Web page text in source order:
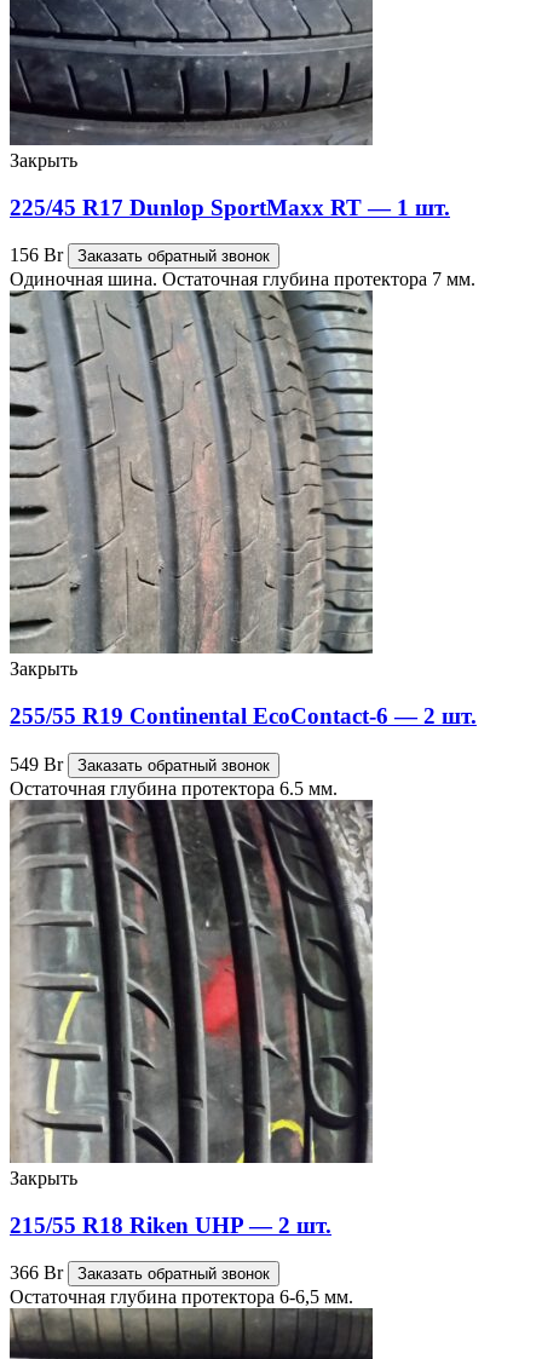
Закрыть
225/45 R17 Dunlop SportMaxx RT — 1 шт.
156 Br Заказать обратный звонок
Одиночная шина. Остаточная глубина протектора 7 мм.
Закрыть
255/55 R19 Continental EcoContact-6 — 2 шт.
549 Br Заказать обратный звонок
Остаточная глубина протектора 6.5 мм.
Закрыть
215/55 R18 Riken UHP — 2 шт.
366 Br Заказать обратный звонок
Остаточная глубина протектора 6-6,5 мм.